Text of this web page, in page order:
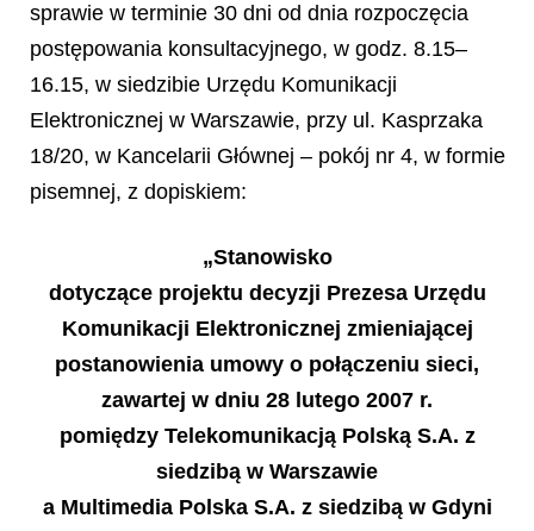
sprawie w terminie 30 dni od dnia rozpoczęcia
postępowania konsultacyjnego, w godz. 8.15–
16.15, w siedzibie Urzędu Komunikacji
Elektronicznej w Warszawie, przy ul. Kasprzaka
18/20, w Kancelarii Głównej – pokój nr 4, w formie
pisemnej, z dopiskiem:
„Stanowisko
dotyczące projektu decyzji Prezesa Urzędu
Komunikacji Elektronicznej zmieniającej
postanowienia umowy o połączeniu sieci,
zawartej w dniu 28 lutego 2007 r.
pomiędzy Telekomunikacją Polską S.A. z
siedzibą w Warszawie
a Multimedia Polska S.A. z siedzibą w Gdyni